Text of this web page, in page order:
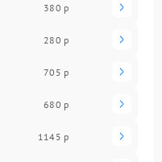
380 р
280 р
705 р
680 р
1145 р